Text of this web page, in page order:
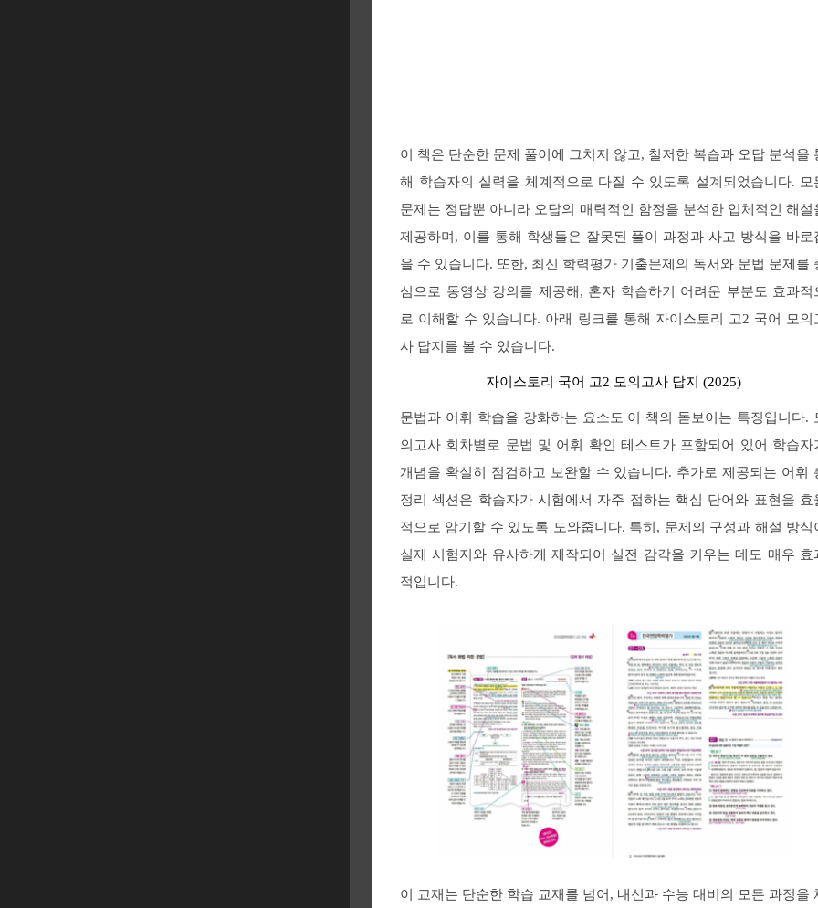
이 책은 단순한 문제 풀이에 그치지 않고, 철저한 복습과 오답 분석을
해 학습자의 실력을 체계적으로 다질 수 있도록 설계되었습니다. 모
문제는 정답뿐 아니라 오답의 매력적인 함정을 분석한 입체적인 해설
제공하며, 이를 통해 학생들은 잘못된 풀이 과정과 사고 방식을 바로
을 수 있습니다. 또한, 최신 학력평가 기출문제의 독서와 문법 문제를
심으로 동영상 강의를 제공해, 혼자 학습하기 어려운 부분도 효과적
로 이해할 수 있습니다. 아래 링크를 통해 자이스토리 고2 국어 모의
사 답지를 볼 수 있습니다.
자이스토리 국어 고2 모의고사 답지 (2025)
문법과 어휘 학습을 강화하는 요소도 이 책의 돋보이는 특징입니다.
의고사 회차별로 문법 및 어휘 확인 테스트가 포함되어 있어 학습자
개념을 확실히 점검하고 보완할 수 있습니다. 추가로 제공되는 어휘
정리 섹션은 학습자가 시험에서 자주 접하는 핵심 단어와 표현을 효
적으로 암기할 수 있도록 도와줍니다. 특히, 문제의 구성과 해설 방식
실제 시험지와 유사하게 제작되어 실전 감각을 키우는 데도 매우 효
적입니다.
이 교재는 단순한 학습 교재를 넘어, 내신과 수능 대비의 모든 과정을